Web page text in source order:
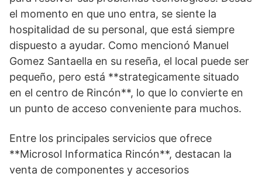
el momento en que uno entra, se siente la
hospitalidad de su personal, que está siempre
dispuesto a ayudar. Como mencionó Manuel
Gomez Santaella en su reseña, el local puede ser
pequeño, pero está **strategicamente situado
en el centro de Rincón**, lo que lo convierte en
un punto de acceso conveniente para muchos.
Entre los principales servicios que ofrece
**Microsol Informatica Rincón**, destacan la
venta de componentes y accesorios